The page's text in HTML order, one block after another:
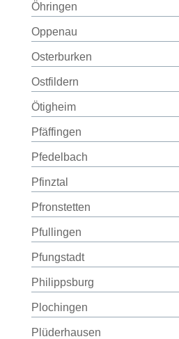
Öhringen
Oppenau
Osterburken
Ostfildern
Ötigheim
Pfäffingen
Pfedelbach
Pfinztal
Pfronstetten
Pfullingen
Pfungstadt
Philippsburg
Plochingen
Plüderhausen